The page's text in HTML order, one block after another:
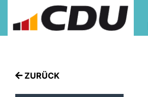
ZURÜCK